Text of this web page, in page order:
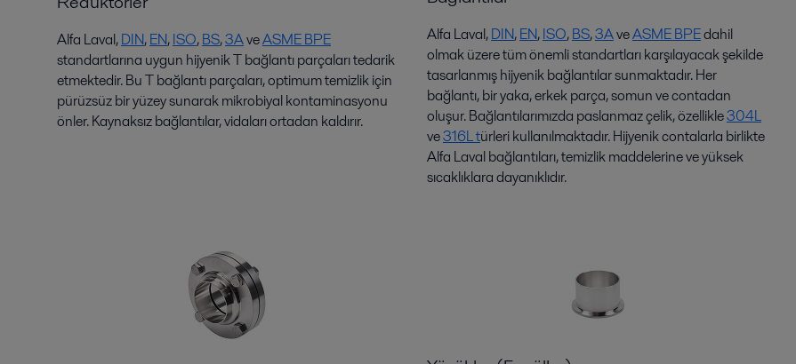
Alfa Laval,DIN,EN,ISO,BS,3AveASME BPE
standartlarına uygun hijyenik T bağlantı parçaları tedarik
etmektedir. Bu T bağlantı parçaları, optimum temizlik için
pürüzsüz bir yüzey sunarak mikrobiyal kontaminasyonu
önler. Kaynaksız bağlantılar, vidaları ortadan kaldırır.
Alfa Laval,DIN,EN,ISO,BS,3AveASME BPEdahil
olmak üzere tüm önemli standartları karşılayacak şekilde
tasarlanmış hijyenik bağlantılar sunmaktadır. Her
bağlantı, bir yaka, erkek parça, somun ve contadan
oluşur. Bağlantılarımızda paslanmaz çelik, özellikle304L
ve316L türleri kullanılmaktadır. Hijyenik contalarla birlikte
Alfa Laval bağlantıları, temizlik maddelerine ve yüksek
sıcaklıklara dayanıklıdır.